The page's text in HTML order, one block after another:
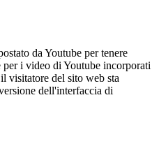
da Youtube per tenere
per i video di Youtube incorporati
visitatore del sito web sta
dell'interfaccia di